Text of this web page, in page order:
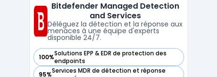
Bitdefender Managed Detection
and Services
Déléguez la détection et la réponse aux
menaces à une équipe d'experts
disponible 24/7.
100%Solutions EPP & EDR de protection des
endpoints
— voir Bitdefender Managed Detection and Services dans
95%Services MDR de détection et réponse